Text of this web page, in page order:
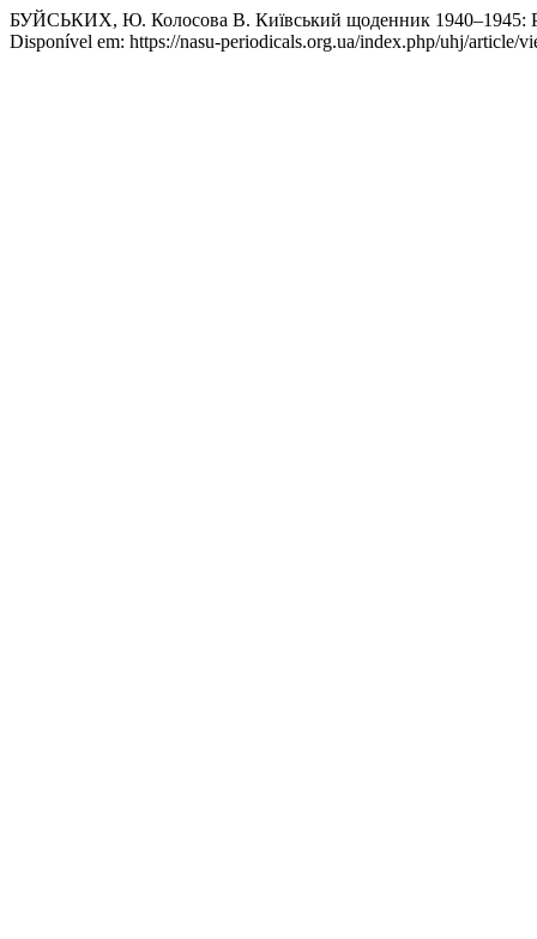
БУЙСЬКИХ, Ю. Колосова В. Київський щоденник 1940–1945:
Disponível em: https://nasu-periodicals.org.ua/index.php/uhj/article/